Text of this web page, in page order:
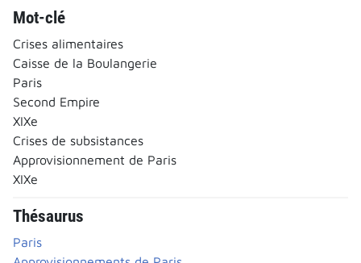
Mot-clé
Crises alimentaires
Caisse de la Boulangerie
Paris
Second Empire
XIXe
Crises de subsistances
Approvisionnement de Paris
XIXe
Thésaurus
Paris